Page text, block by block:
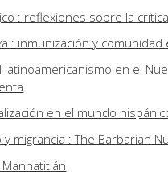
: reflexiones sobre la
: inmunización y
latinoamericanismo en el
en el mundo
y migrancia : The Barbarian